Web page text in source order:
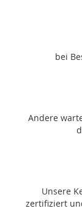
bei
Andere
Unsere
zertifiziert